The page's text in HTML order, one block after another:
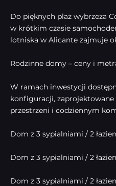
Do pięknych plaż wybrzeża
w krótkim czasie
lotniska w Alicante zajmuje
Rodzinne domy – ceny i
W ramach inwestycji
konfiguracji,
przestrzeni i codziennym
Dom z 3 sypialniami / 2
Dom z 3 sypialniami / 2
Dom z 3 sypialniami / 2